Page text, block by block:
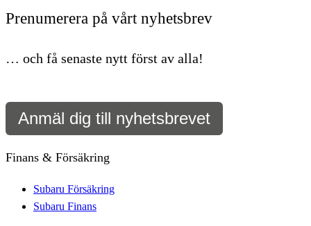
Prenumerera på vårt nyhetsbrev
… och få senaste nytt först av alla!
Anmäl dig till nyhetsbrevet
Finans & Försäkring
Subaru Försäkring
Subaru Finans